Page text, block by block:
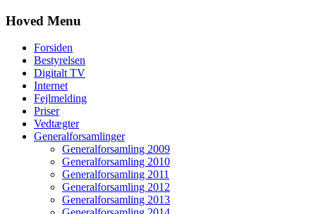
Hoved Menu
Forsiden
Bestyrelsen
Digitalt TV
Internet
Fejlmelding
Priser
Vedtægter
Generalforsamlinger
Generalforsamling 2009
Generalforsamling 2010
Generalforsamling 2011
Generalforsamling 2012
Generalforsamling 2013